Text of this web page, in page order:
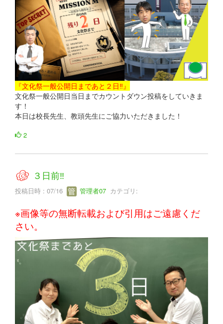
『文化祭一般公開日まであと２日‼』
文化祭一般公開日当日までカウントダウン投稿をしていきま
す！
本日は校長先生、教頭先生にご協力いただきました！
2
３日前‼
投稿日時 : 07/16 管理者07 カテゴリ:
※画像等の無断転載および引用はご遠慮くだ
さい。